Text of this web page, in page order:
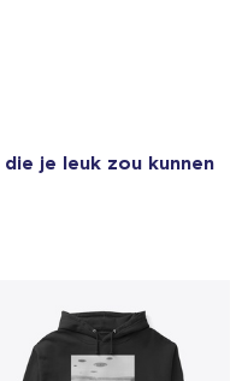
die je leuk zou kunnen